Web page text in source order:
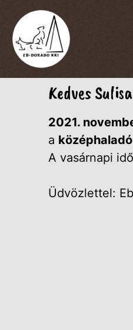
Kedves
2021.
a
A vasárnapi
Üdvözlettel: